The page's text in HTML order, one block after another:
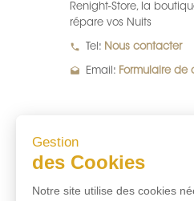
Gestion
des Cookies
Notre site utilise des cookies
Renight-Store, la
répare vos Nuits
local_phone Tel: Nous contacter
drafts Email: Formulaire de